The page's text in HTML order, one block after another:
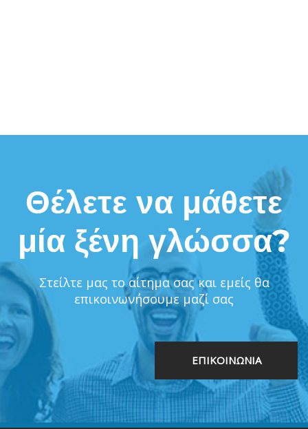
Θέλετε να μάθετε
μία ξένη γλώσσα?
Στείλτε μας το αίτημα σας και εμείς θα
επικοινωνήσουμε μαζί σας
ΕΠΙΚΟΙΝΩΝΙΑ